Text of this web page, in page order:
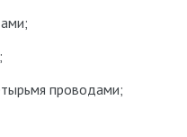
проводами;